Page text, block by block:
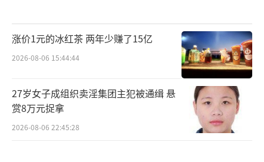
涨价1元的冰红茶 两年少赚了15亿
2026-08-06 15:44:44
27岁女子成组织卖淫集团主犯被通缉 悬
赏8万元捉拿
2026-08-06 22:45:28